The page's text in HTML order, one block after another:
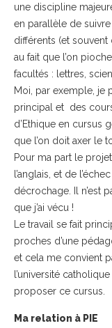
une discipline
en parallèle de
différents (et
au fait que l’on
facultés : lettres,
Moi, par exemple, je
principal et des
d’Ethique en cursus
que l’on doit axer le
Pour ma part le
l’anglais, et de
décrochage. Il n’est
que j’ai vécu !
Le travail se fait
proches d’une
et cela me convient
l’université
proposer ce cursus.
Ma relation à PIE